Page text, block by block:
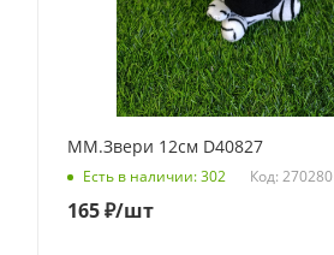
ММ.Звери 12см D40827
Есть в наличии: 302 Код: 270280
165₽/шт